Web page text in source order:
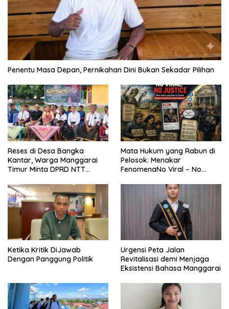
Penentu Masa Depan, Pernikahan Dini Bukan Sekadar Pilihan
Reses di Desa Bangka
Kantar, Warga Manggarai
Timur Minta DPRD NTT
Pergub Larangan Beli BBM
Bersubsidi Bagi Penunggak
Pajak
Mata Hukum yang Rabun di
Pelosok: Menakar
FenomenaNo Viral – No
Ketika Kritik DiJawab
Dengan Panggung Politik
Urgensi Peta Jalan
Revitalisasi demi Menjaga
Eksistensi Bahasa Manggarai